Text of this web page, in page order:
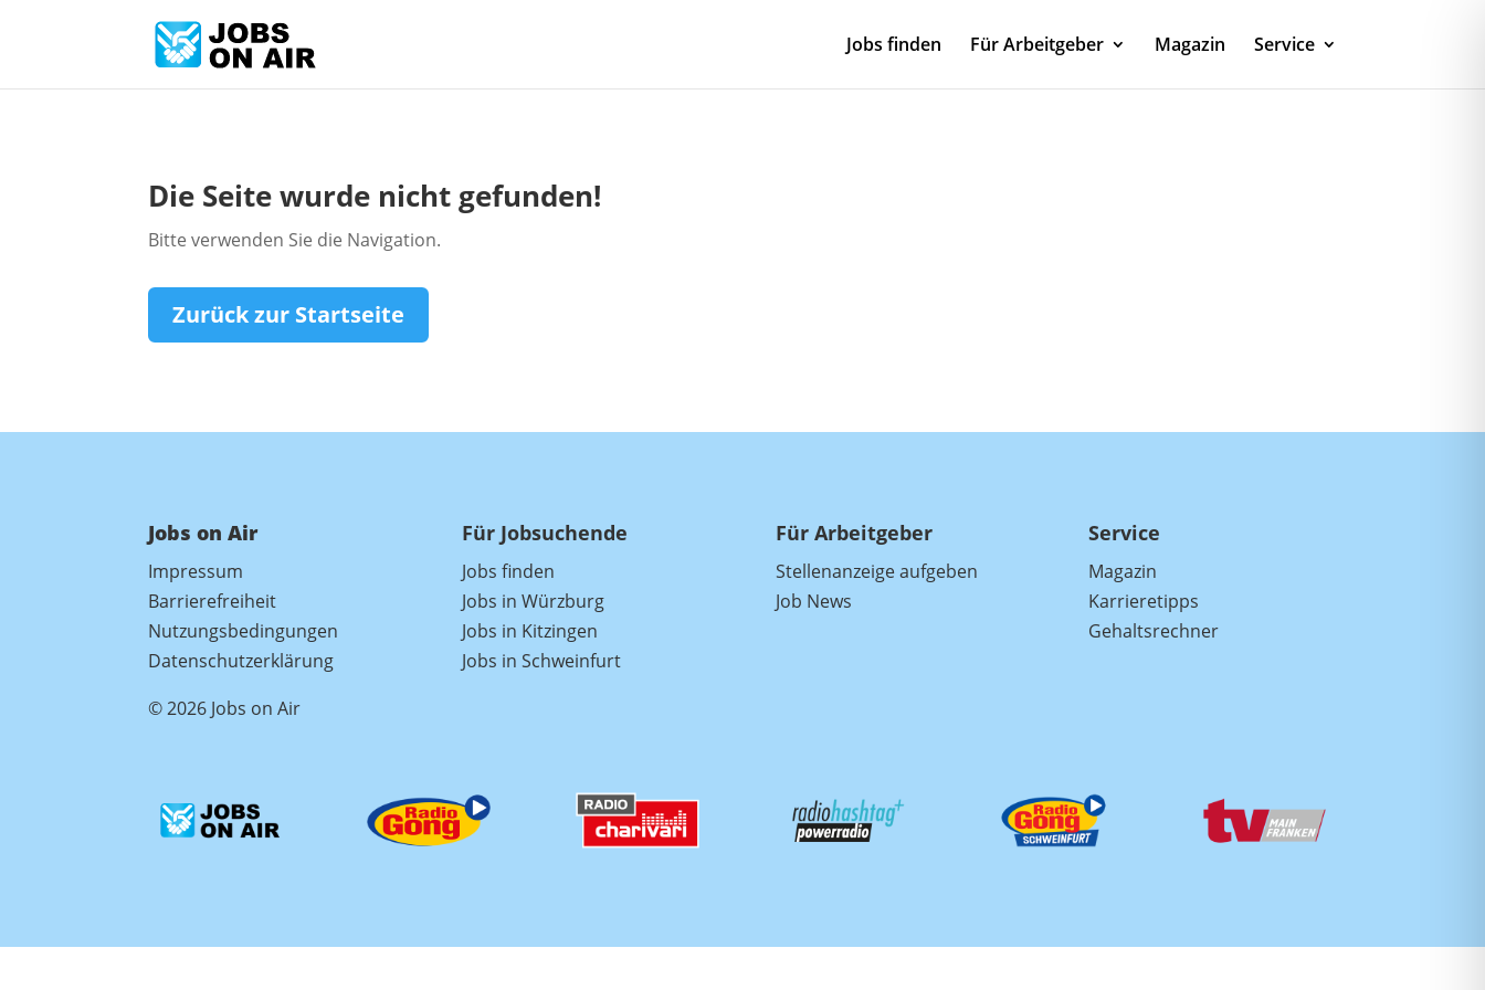
Jobs finden Für Arbeitgeber Magazin Service
Die Seite wurde nicht gefunden!
Bitte verwenden Sie die Navigation.
Zurück zur Startseite
Jobs on Air
Impressum
Barrierefreiheit
Nutzungsbedingungen
Datenschutzerklärung
© 2026 Jobs on Air
Für Jobsuchende
Jobs finden
Jobs in Würzburg
Jobs in Kitzingen
Jobs in Schweinfurt
Für Arbeitgeber
Stellenanzeige aufgeben
Job News
Service
Magazin
Karrieretipps
Gehaltsrechner